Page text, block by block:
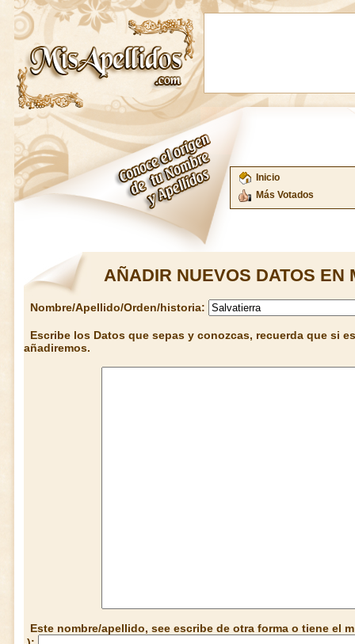
Inicio
Más Votados
AÑADIR NUEVOS DATOS EN
Nombre/Apellido/Orden/historia:
Escribe los Datos que sepas y conozcas, recuerda que si
añadiremos.
Este nombre/apellido, see escribe de otra forma o tiene el